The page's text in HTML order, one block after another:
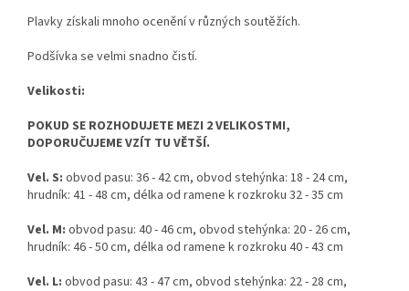
Plavky získali mnoho ocenění v různých soutěžích.
Podšívka se velmi snadno čistí.
Velikosti:
POKUD SE ROZHODUJETE MEZI 2 VELIKOSTMI,
DOPORUČUJEME VZÍT TU VĚTŠÍ.
Vel. S: obvod pasu: 36 - 42 cm, obvod stehýnka: 18 - 24 cm,
hrudník: 41 - 48 cm, délka od ramene k rozkroku 32 - 35 cm
Vel. M: obvod pasu: 40 - 46 cm, obvod stehýnka: 20 - 26 cm,
hrudník: 46 - 50 cm, délka od ramene k rozkroku 40 - 43 cm
Vel. L: obvod pasu: 43 - 47 cm, obvod stehýnka: 22 - 28 cm,